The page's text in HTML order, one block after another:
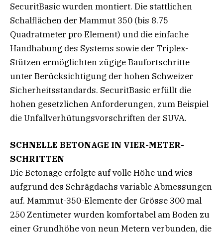
SecuritBasic wurden montiert. Die stattlichen
Schalflächen der Mammut 350 (bis 8.75
Quadratmeter pro Element) und die einfache
Handhabung des Systems sowie der Triplex-
Stützen ermöglichten zügige Baufortschritte
unter Berücksichtigung der hohen Schweizer
Sicherheitsstandards. SecuritBasic erfüllt die
hohen gesetzlichen Anforderungen, zum Beispiel
die Unfallverhütungsvorschriften der SUVA.
SCHNELLE BETONAGE IN VIER-METER-
SCHRITTEN
Die Betonage erfolgte auf volle Höhe und wies
aufgrund des Schrägdachs variable Abmessungen
auf. Mammut-350-Elemente der Grösse 300 mal
250 Zentimeter wurden komfortabel am Boden zu
einer Grundhöhe von neun Metern verbunden, die